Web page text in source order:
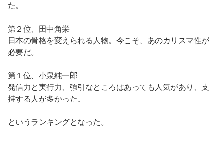
た。
第２位、田中角栄
日本の骨格を変えられる人物。今こそ、あのカリスマ性が
必要だ。
第１位、小泉純一郎
発信力と実行力、強引なところはあっても人気があり、支
持する人が多かった。
というランキングとなった。